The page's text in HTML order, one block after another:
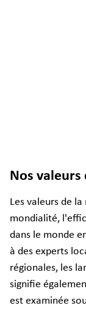
Nos
Les valeurs de
mondialité,
dans le monde
à des experts
régionales, les
signifie
est examinée